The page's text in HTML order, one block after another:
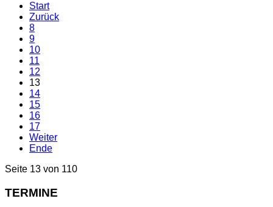
Start
Zurück
8
9
10
11
12
13
14
15
16
17
Weiter
Ende
Seite 13 von 110
TERMINE